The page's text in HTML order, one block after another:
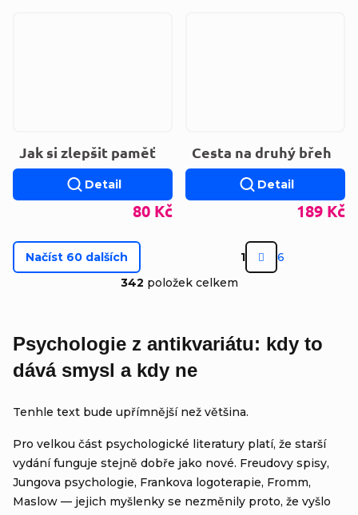
Jak si zlepšit paměť
80 Kč
Detail
Cesta na druhý břeh
189 Kč
Detail
Ovládací prvky
Načíst 60 dalších 1
6
342 položek celkem
Psychologie z antikvariátu: kdy to
dává smysl a kdy ne
Tenhle text bude upřímnější než většina.
Pro velkou část psychologické literatury platí, že starší
vydání funguje stejně dobře jako nové. Freudovy spisy,
Jungova psychologie, Frankova logoterapie, Fromm,
Maslow — jejich myšlenky se nezměnily proto, že vyšlo